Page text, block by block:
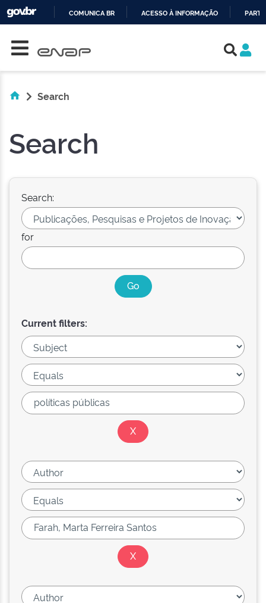
COMUNICA BR ACESSO À INFORMAÇÃO
Search
Search
Search:
for
Current filters: